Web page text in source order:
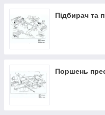
Підбирач та
Поршень